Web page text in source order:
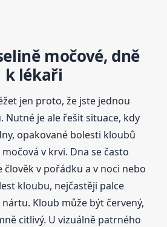
močové, dně
k lékaři
jen proto, že jste jednou
Nutné je ale řešit situace, kdy
opakované bolesti kloubů
v krvi. Dna se často
člověk v pořádku a v noci nebo
kloubu, nejčastěji palce
Kloub může být červený,
citlivý. U vizuálně patrného